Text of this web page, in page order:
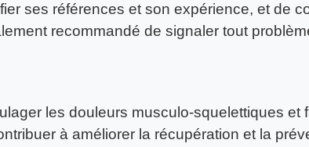
ses références et son expérience, et de
recommandé de signaler tout
les douleurs musculo-squelettiques et
à améliorer la récupération et la